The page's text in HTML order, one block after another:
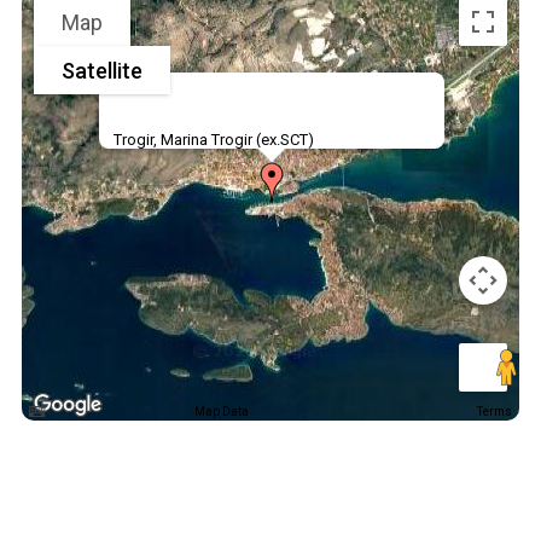
Trogir, Marina Trogir (ex.SCT)
Map
Satellite
Map Data Terms